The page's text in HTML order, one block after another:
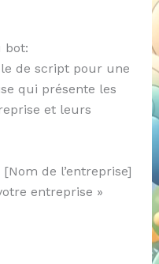
bot:
de script pour une
qui présente les
et leurs
de l’entreprise]
entreprise »